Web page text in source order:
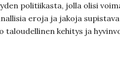
politiikasta, jolla olisi
eroja ja jakoja
taloudellinen kehitys ja